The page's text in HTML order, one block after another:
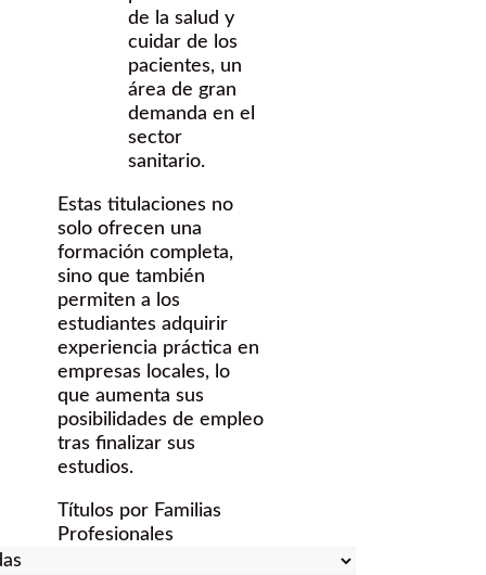
de la salud y
cuidar de los
pacientes, un
área de gran
demanda en el
sector
sanitario.
Estas titulaciones no
solo ofrecen una
formación completa,
sino que también
permiten a los
estudiantes adquirir
experiencia práctica en
empresas locales, lo
que aumenta sus
posibilidades de empleo
tras finalizar sus
estudios.
Títulos por Familias
Profesionales